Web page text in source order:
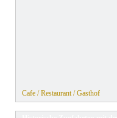
Cafe / Restaurant / Gasthof